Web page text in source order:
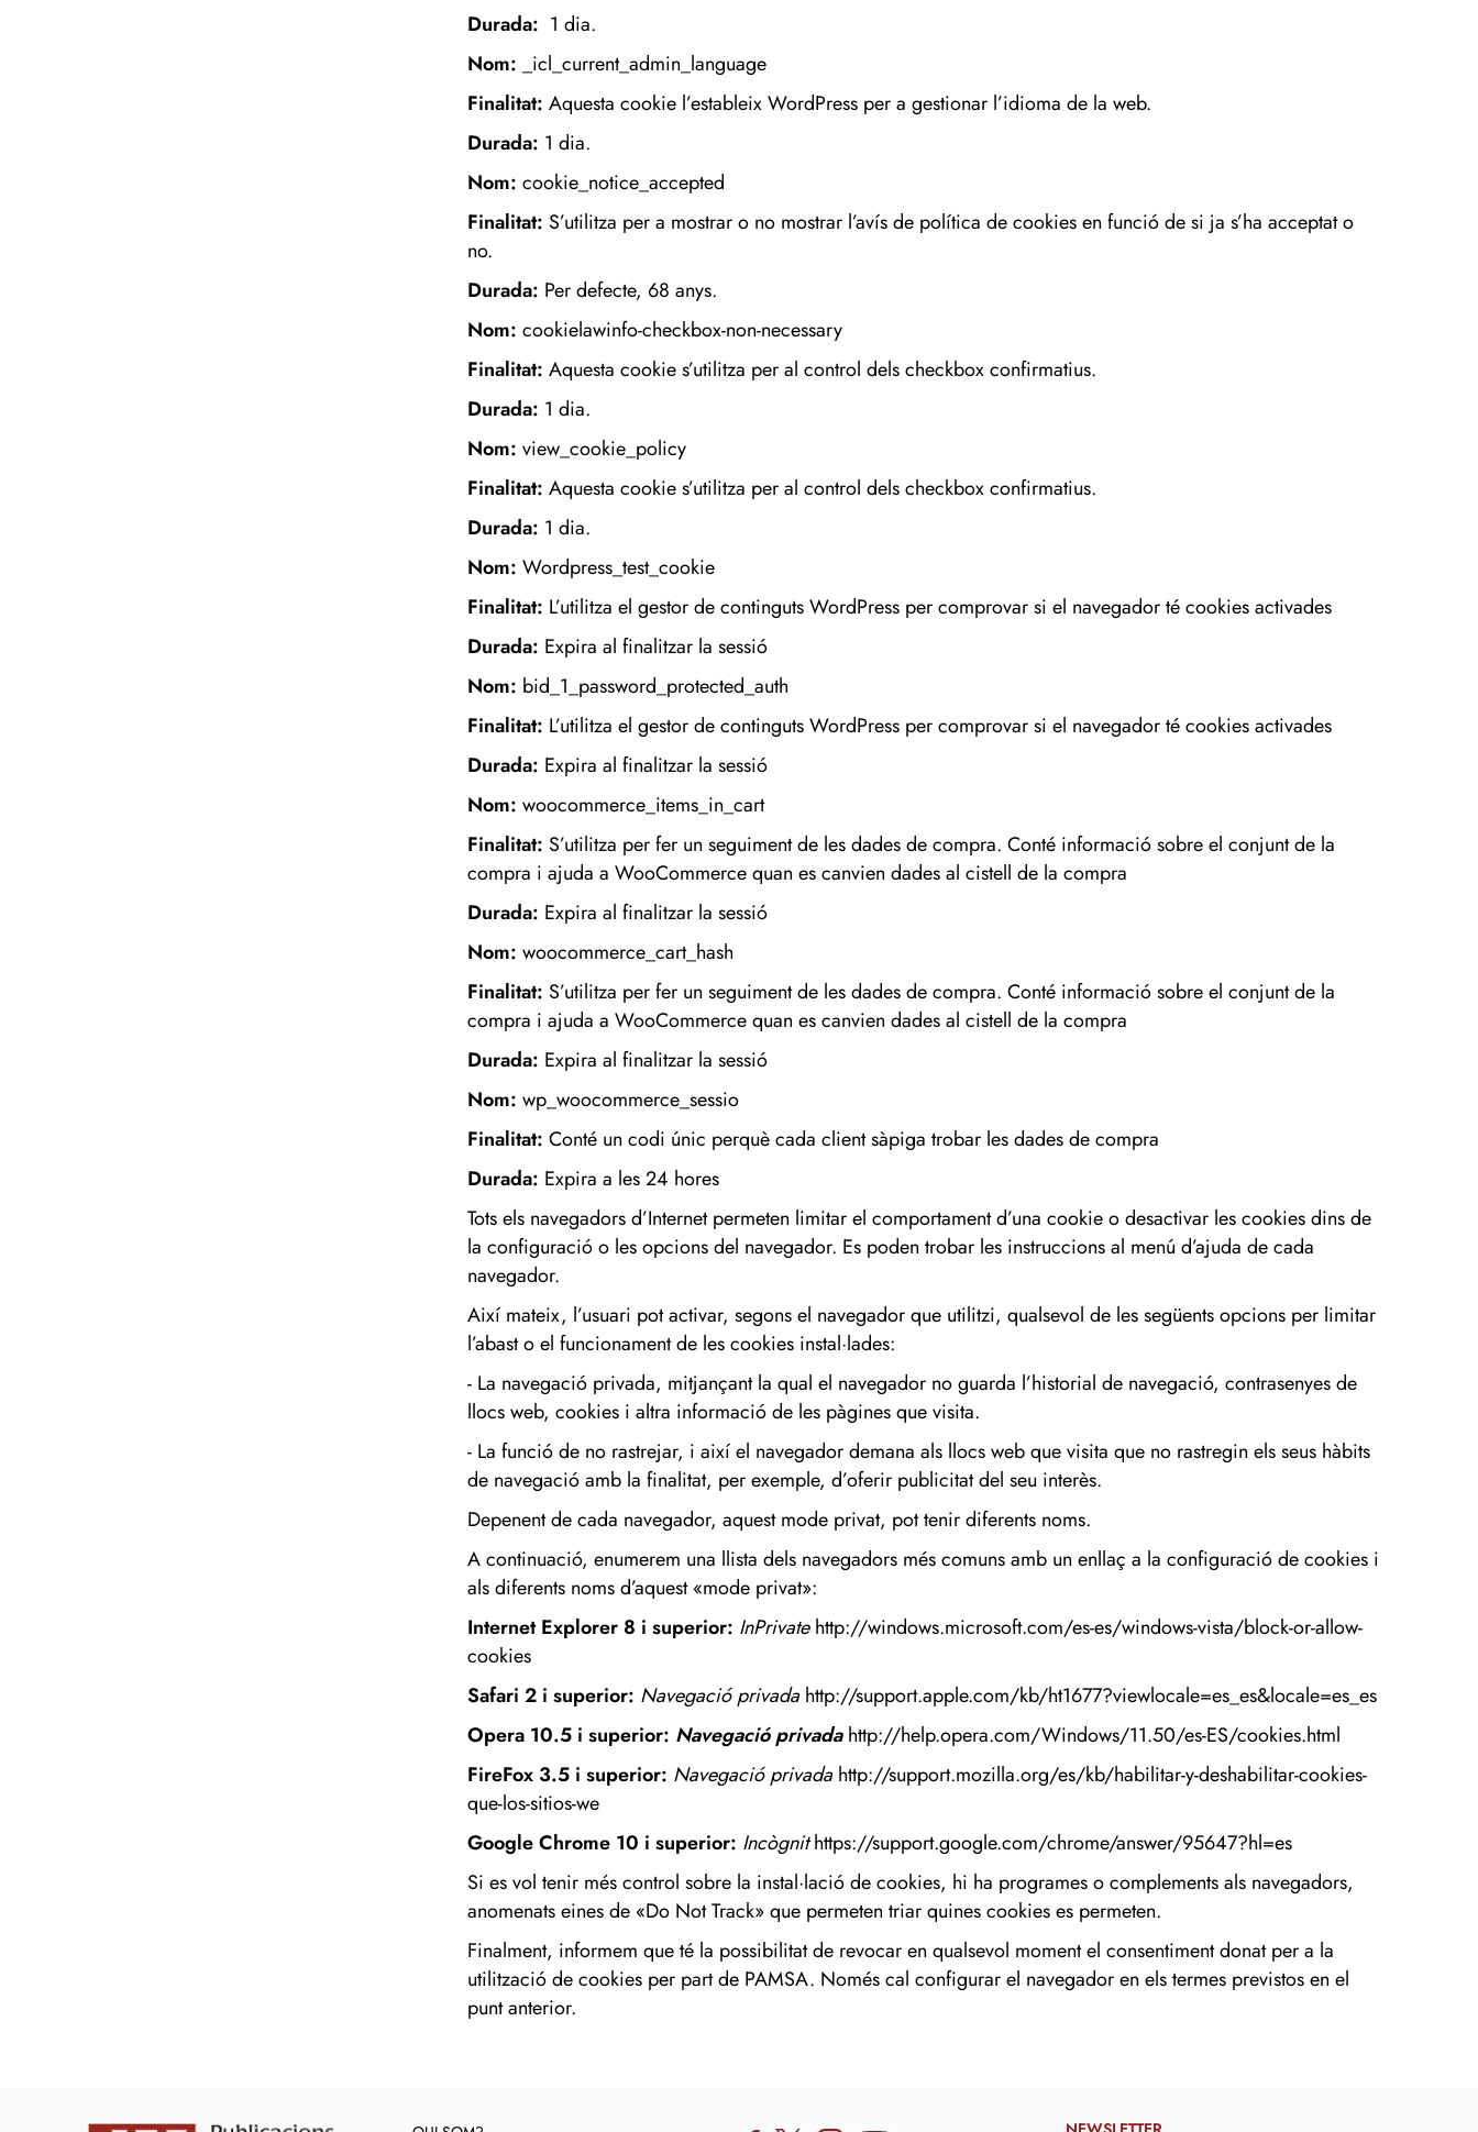
Durada: 1 dia.
Nom: _icl_current_admin_language
Finalitat:Aquesta cookie l’estableix WordPress per a gestionar l’idioma de la web.
Durada: 1 dia.
Nom:cookie_notice_accepted
Finalitat: S’utilitza per a mostrar o no mostrar l’avís de política de cookies en funció de si ja s’ha acceptat o
no.
Durada: Per defecte, 68 anys.
Nom:cookielawinfo-checkbox-non-necessary
Finalitat:Aquesta cookie s’utilitza per al control dels checkbox confirmatius.
Durada: 1 dia.
Nom:view_cookie_policy
Finalitat:Aquesta cookie s’utilitza per al control dels checkbox confirmatius.
Durada: 1 dia.
Nom: Wordpress_test_cookie
Finalitat: L’utilitza el gestor de continguts WordPress per comprovar si el navegador té cookies activades
Durada: Expira al finalitzar la sessió
Nom: bid_1_password_protected_auth
Finalitat: L’utilitza el gestor de continguts WordPress per comprovar si el navegador té cookies activades
Durada: Expira al finalitzar la sessió
Nom:woocommerce_items_in_cart
Finalitat: S’utilitza per fer un seguiment de les dades de compra. Conté informació sobre el conjunt de la
compra i ajuda a WooCommerce quan es canvien dades al cistell de la compra
Durada: Expira al finalitzar la sessió
Nom:woocommerce_cart_hash
Finalitat: S’utilitza per fer un seguiment de les dades de compra. Conté informació sobre el conjunt de la
compra i ajuda a WooCommerce quan es canvien dades al cistell de la compra
Durada: Expira al finalitzar la sessió
Nom: wp_woocommerce_sessio
Finalitat:Conté un codi únic perquè cada client sàpiga trobar les dades de compra
Durada: Expira a les 24 hores
Tots els navegadors d’Internet permeten limitar el comportament d’una cookie o desactivar les cookies dins de
la configuració o les opcions del navegador. Es poden trobar les instruccions al menú d’ajuda de cada
navegador.
Així mateix, l’usuari pot activar, segons el navegador que utilitzi, qualsevol de les següents opcions per limitar
l’abast o el funcionament de les cookies instal·lades:
- La navegació privada, mitjançant la qual el navegador no guarda l’historial de navegació, contrasenyes de
llocs web, cookies i altra informació de les pàgines que visita.
- La funció de no rastrejar, i així el navegador demana als llocs web que visita que no rastregin els seus hàbits
de navegació amb la finalitat, per exemple, d’oferir publicitat del seu interès.
Depenent de cada navegador, aquest mode privat, pot tenir diferents noms.
A continuació, enumerem una llista dels navegadors més comuns amb un enllaç a la configuració de cookies i
als diferents noms d’aquest «mode privat»:
Internet Explorer 8 i superior: InPrivate http://windows.microsoft.com/es-es/windows-vista/block-or-allow-
cookies
Safari 2 i superior: Navegació privada http://support.apple.com/kb/ht1677?viewlocale=es_es&locale=es_es
Opera 10.5 i superior: Navegació privada http://help.opera.com/Windows/11.50/es-ES/cookies.html
FireFox 3.5 i superior: Navegació privada http://support.mozilla.org/es/kb/habilitar-y-deshabilitar-cookies-
que-los-sitios-we
Google Chrome 10 i superior: Incògnithttps://support.google.com/chrome/answer/95647?hl=es
Si es vol tenir més control sobre la instal·lació de cookies, hi ha programes o complements als navegadors,
anomenats eines de «Do Not Track» que permeten triar quines cookies es permeten.
Finalment, informem que té la possibilitat de revocar en qualsevol moment el consentiment donat per a la
utilització de cookies per part de PAMSA. Només cal configurar el navegador en els termes previstos en el
punt anterior.